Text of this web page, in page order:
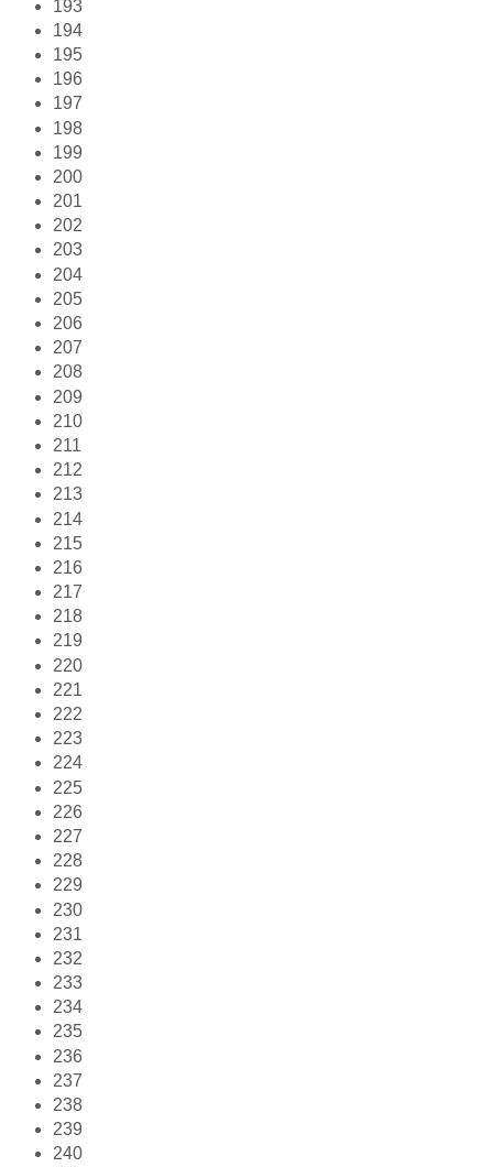
193
194
195
196
197
198
199
200
201
202
203
204
205
206
207
208
209
210
211
212
213
214
215
216
217
218
219
220
221
222
223
224
225
226
227
228
229
230
231
232
233
234
235
236
237
238
239
240